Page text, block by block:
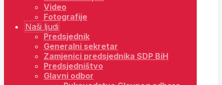
Video
Fotografije
Naši ljudi
Predsjednik
Generalni sekretar
Zamjenici predsjednika SDP BiH
Predsjedništvo
Glavni odbor